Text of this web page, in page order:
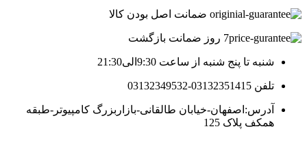
ضمانت اصل بودن کالا
7 روز ضمانت بازگشت
شنبه تا پنج شنبه از ساعت 9:30الی21:30
تلفن 03132351415-03132349532
آدرس:اصفهان-خیابان طالقانی-بازاربزرگ کامپیوتر-طبقه
همکف پلاک 125